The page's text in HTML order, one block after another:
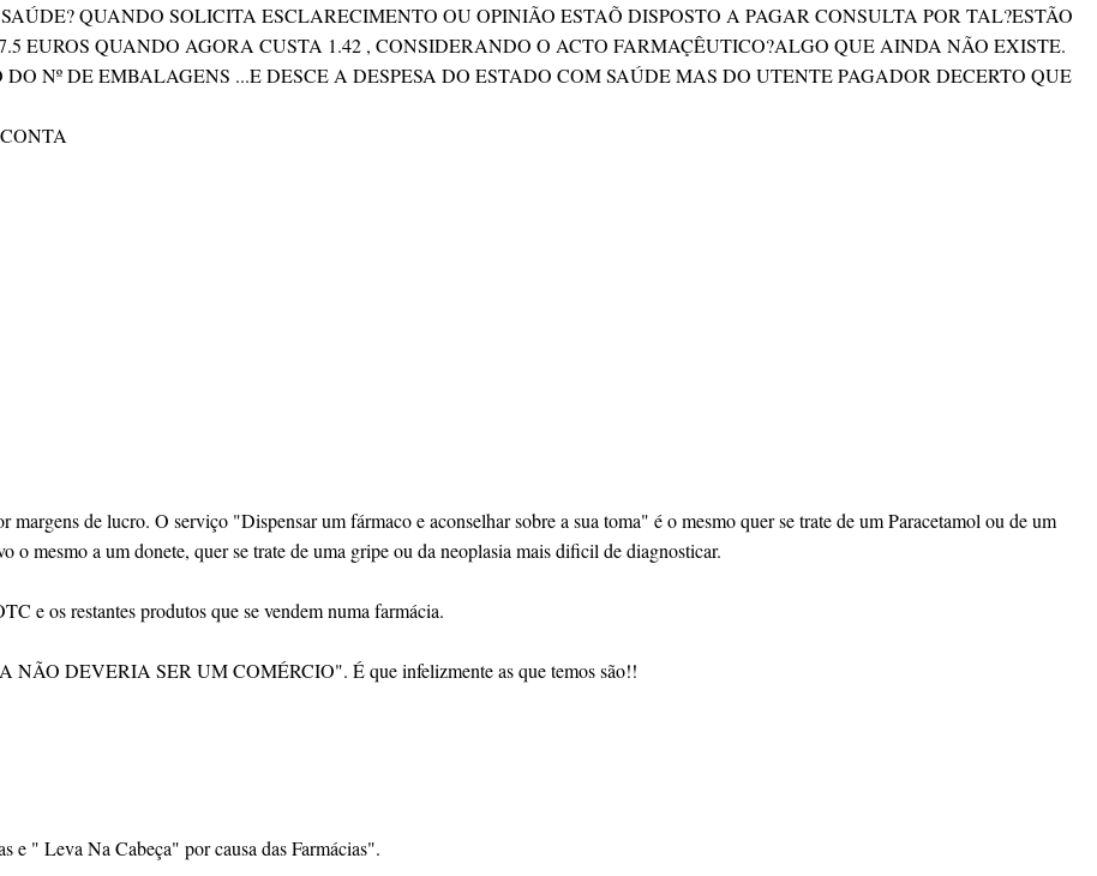
QUANDO SOLICITA ESCLARECIMENTO OU OPINIÃO ESTAÕ DISPOSTO A PAGAR CONSULTA POR TAL?ESTÃO
EUROS QUANDO AGORA CUSTA 1.42 , CONSIDERANDO O ACTO FARMAÇÊUTICO?ALGO QUE AINDA NÃO EXISTE.
Nº DE EMBALAGENS ...E DESCE A DESPESA DO ESTADO COM SAÚDE MAS DO UTENTE PAGADOR DECERTO QUE
de lucro. O serviço "Dispensar um fármaco e aconselhar sobre a sua toma" é o mesmo quer se trate de um Paracetamol ou de um
mesmo a um donete, quer se trate de uma gripe ou da neoplasia mais dificil de diagnosticar.
e os restantes produtos que se vendem numa farmácia.
NÃO DEVERIA SER UM COMÉRCIO". É que infelizmente as que temos são!!
e " Leva Na Cabeça" por causa das Farmácias".